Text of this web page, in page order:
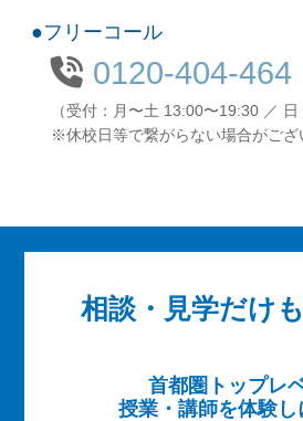
フリーコール
0120-404-464
（受付：月〜土 13:00〜19:30 ／ 日
休校日等で繋がらない場合がござ
相談・見学だけ
首都圏トップレ
授業・講師を体験し